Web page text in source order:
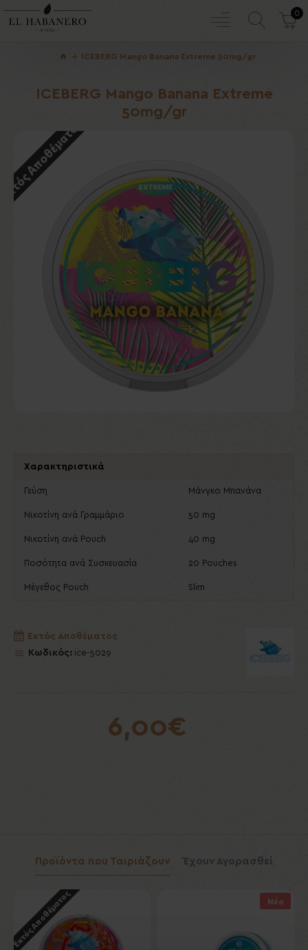
0
ICEBERG Mango Banana Extreme 50mg/gr
ICEBERG Mango Banana Extreme
50mg/gr
Αποθέματος
Χαρακτηριστικά
Γεύση Μάνγκο Μπανάνα
Νικοτίνη ανά Γραμμάριο 50 mg
Νικοτίνη ανά Pouch 40 mg
Ποσότητα ανά Συσκευασία 20 Pouches
Μέγεθος Pouch Slim
6,00€
Εκτός Αποθέματος
Κωδικός: ice-5029
Προϊόντα που Ταιριάζουν Έχουν Αγορασθεί
Εκτός Αποθέματος Νέο